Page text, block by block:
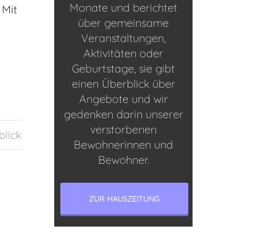
Monate und berichtet
über gemeinsame
Veranstaltungen,
Aktivitäten oder
Geburtstage, sie gibt
einen Überblick über
Angebote und wir
gedenken darin unserer
verstorbenen
Bewohnerinnen und
Bewohner.
ZUR HAUSZEITUNG